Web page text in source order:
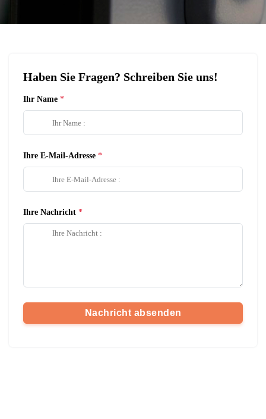
Haben Sie Fragen? Schreiben Sie uns!
Ihr Name
Ihre E-Mail-Adresse
Ihre Nachricht
Nachricht absenden